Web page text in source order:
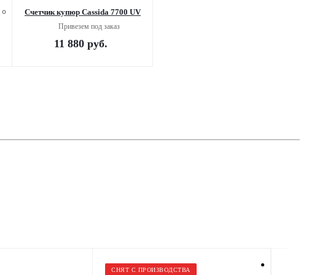
Счетчик купюр Cassida 7700 UV
Привезем под заказ
11 880руб.
СНЯТ С ПРОИЗВОДСТВА